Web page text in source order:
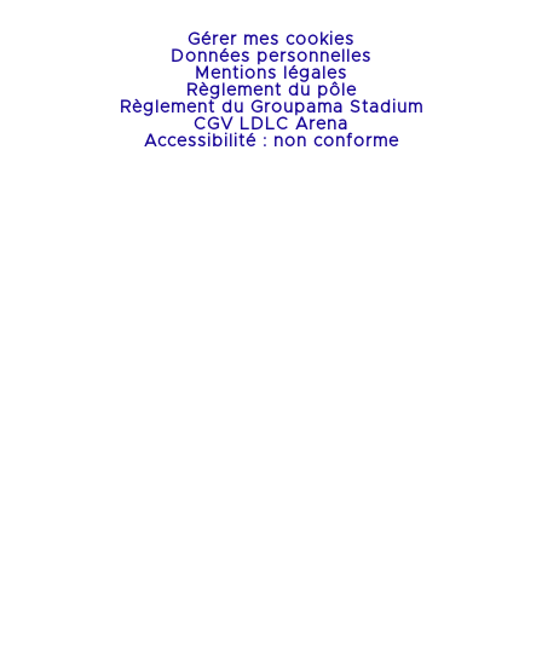
Gérer mes cookies
Données personnelles
Mentions légales
Règlement du pôle
Règlement du Groupama Stadium
CGV LDLC Arena
Accessibilité : non conforme